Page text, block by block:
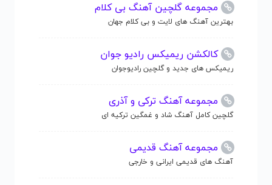
مجموعه گلچین آهنگ بی کلام
بهترین آهنگ های لایت و بی کلام جهان
کالکشن ریمیکس رادیو جوان
ریمیکس های جدید و گلچین رادیوجوان
مجموعه آهنگ ترکی و آذری
گلچین کامل آهنگ شاد و غمگین ترکیه ای
مجموعه آهنگ قدیمی
آهنگ های قدیمی ایرانی و خارجی